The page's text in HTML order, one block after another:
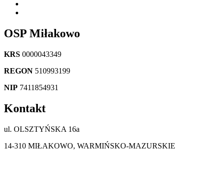
OSP Miłakowo
KRS 0000043349
REGON 510993199
NIP 7411854931
Kontakt
ul. OLSZTYŃSKA 16a
14-310 MIŁAKOWO, WARMIŃSKO-MAZURSKIE